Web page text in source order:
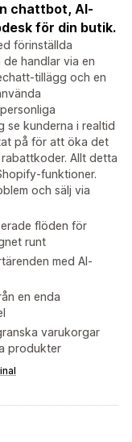
chattbot, AI-
för din butik.
förinställda
handlar via en
tillägg och en
se kunderna i realtid
på för att öka det
Allt detta
funktioner.
och sälj via
flöden för
runt
med AI-
en enda
varukorgar
produkter